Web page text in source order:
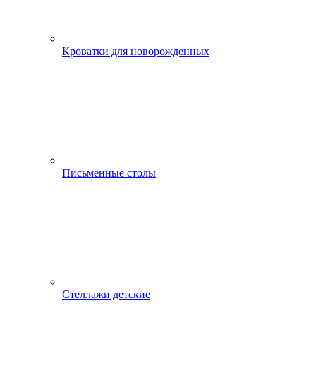
Кроватки для новорожденных
Письменные столы
Стеллажи детские